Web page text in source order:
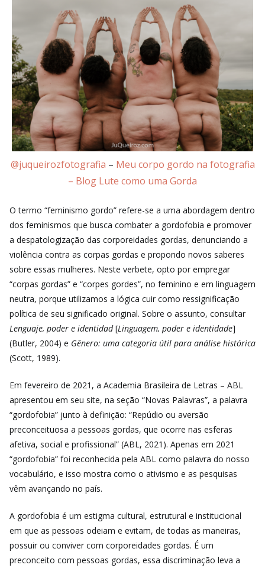
@juqueirozfotografia – Meu corpo gordo na fotografia
– Blog Lute como uma Gorda
O termo “feminismo gordo” refere-se a uma abordagem dentro
dos feminismos que busca combater a gordofobia e promover
a despatologização das corporeidades gordas, denunciando a
violência contra as corpas gordas e propondo novos saberes
sobre essas mulheres. Neste verbete, opto por empregar
“corpas gordas” e “corpes gordes”, no feminino e em linguagem
neutra, porque utilizamos a lógica cuir como ressignificação
política de seu significado original. Sobre o assunto, consultar
Lenguaje, poder e identidad[Linguagem, poder e identidade]
(Butler, 2004) e Gênero: uma categoria útil para análise histórica
(Scott, 1989).
Em fevereiro de 2021, a Academia Brasileira de Letras – ABL
apresentou em seu site, na seção “Novas Palavras”, a palavra
“gordofobia” junto à definição: “Repúdio ou aversão
preconceituosa a pessoas gordas, que ocorre nas esferas
afetiva, social e profissional” (ABL, 2021). Apenas em 2021
“gordofobia” foi reconhecida pela ABL como palavra do nosso
vocabulário, e isso mostra como o ativismo e as pesquisas
vêm avançando no país.
A gordofobia é um estigma cultural, estrutural e institucional
em que as pessoas odeiam e evitam, de todas as maneiras,
possuir ou conviver com corporeidades gordas. É um
preconceito com pessoas gordas, essa discriminação leva a